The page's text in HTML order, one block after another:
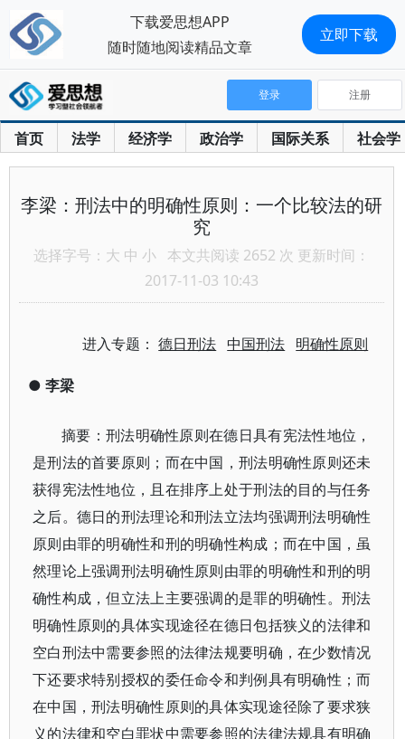
首页 法学 经济学 政治学 国际关系 社会学
登录 注册
李梁：刑法中的明确性原则：一个比较法的研
究
选择字号： 大 中 小 本文共阅读 2652 次 更新时间：
2017-11-03 10:43
进入专题：德日刑法 中国刑法 明确性原则
● 李梁
摘要：刑法明确性原则在德日具有宪法性地位，
是刑法的首要原则；而在中国，刑法明确性原则还未
获得宪法性地位，且在排序上处于刑法的目的与任务
之后。德日的刑法理论和刑法立法均强调刑法明确性
原则由罪的明确性和刑的明确性构成；而在中国，虽
然理论上强调刑法明确性原则由罪的明确性和刑的明
确性构成，但立法上主要强调的是罪的明确性。刑法
明确性原则的具体实现途径在德日包括狭义的法律和
空白刑法中需要参照的法律法规要明确，在少数情况
下还要求特别授权的委任命令和判例具有明确性；而
在中国，刑法明确性原则的具体实现途径除了要求狭
义的法律和空白罪状中需要参照的法律法规具有明确
下载爱思想APP
随时随地阅读精品文章
立即下载